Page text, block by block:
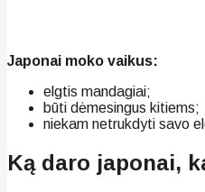
Japonai moko vaikus:
elgtis mandagiai;
būti dėmesingus kitiems;
niekam netrukdyti savo
Ką daro japonai,